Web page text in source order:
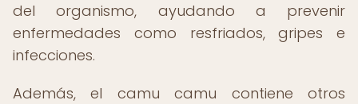
del organismo, ayudando a prevenir
enfermedades como resfriados, gripes e
infecciones.
Además, el camu camu contiene otros